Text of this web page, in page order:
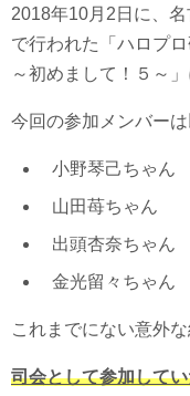
2018年10月2日に、
で行われた「ハロプ
～初めまして！５～
今回の参加メンバーは
小野琴己ちゃん
山田苺ちゃん
出頭杏奈ちゃん
金光留々ちゃん
これまでにない意外な
司会として参加して